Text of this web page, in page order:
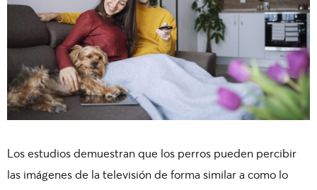
Los estudios demuestran que los perros pueden percibir
las imágenes de la televisión de forma similar a como lo